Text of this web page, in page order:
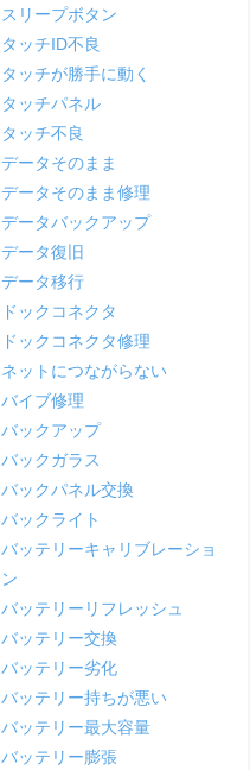
スリープボタン
タッチID不良
タッチが勝手に動く
タッチパネル
タッチ不良
データそのまま
データそのまま修理
データバックアップ
データ復旧
データ移行
ドックコネクタ
ドックコネクタ修理
ネットにつながらない
バイブ修理
バックアップ
バックガラス
バックパネル交換
バックライト
バッテリーキャリブレーショ
ン
バッテリーリフレッシュ
バッテリー交換
バッテリー劣化
バッテリー持ちが悪い
バッテリー最大容量
バッテリー膨張